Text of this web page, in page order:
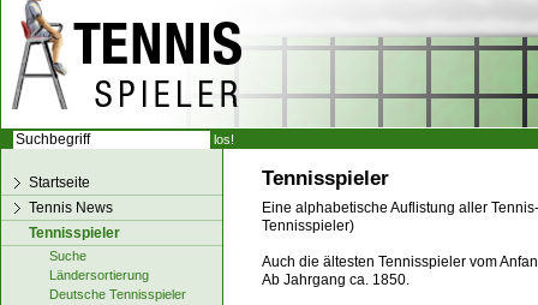
Tennisspieler
Eine alphabetische Auflistung aller
Tennisspieler)
Auch die ältesten Tennisspieler vom
Ab Jahrgang ca. 1850.
Startseite
Tennis News
Tennisspieler
Suche
Ländersortierung
Deutsche Tennisspieler
los!